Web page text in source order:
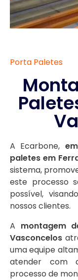
Porta Paletes
A Ecarbone,
paletes em
sistema,
este processo
possível,
nossos clientes.
A montagem
Vasconcelos
uma equipe
atender com
processo de